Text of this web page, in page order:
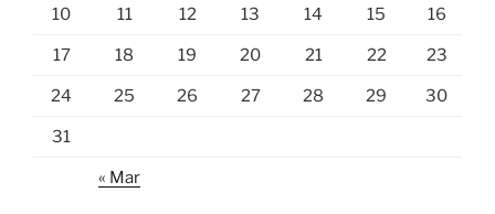
10 11 12 13 14 15 16
17 18 19 20 21 22 23
24 25 26 27 28 29 30
31
« Mar